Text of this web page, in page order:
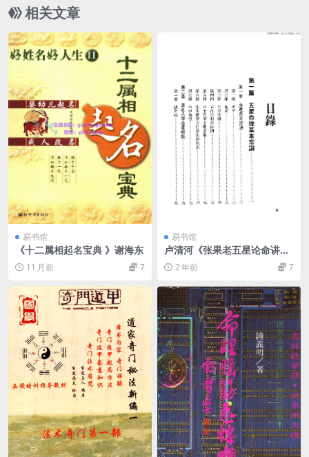
相关文章
易书馆
《十二属相起名宝典 》谢海东
11 月前 7
易书馆
卢清河《张果老五星论命讲
义》2 年前 7